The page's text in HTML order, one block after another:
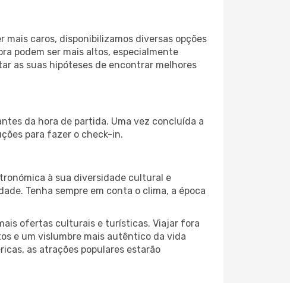
caros, disponibilizamos diversas opções
podem ser mais altos, especialmente
as suas hipóteses de encontrar melhores
da hora de partida. Uma vez concluída a
para fazer o check-in.
à sua diversidade cultural e
Tenha sempre em conta o clima, a época
ofertas culturais e turísticas. Viajar fora
e um vislumbre mais autêntico da vida
as atrações populares estarão